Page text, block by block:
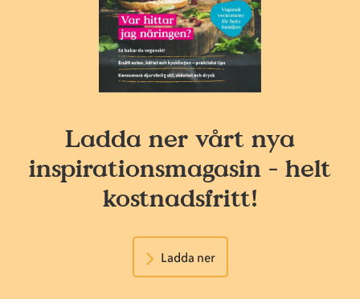
Ladda ner vårt nya
inspirationsmagasin - helt
kostnadsfritt!
Ladda ner